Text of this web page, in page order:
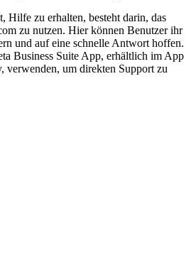
Hilfe zu erhalten, besteht darin, das
zu nutzen. Hier können Benutzer ihr
und auf eine schnelle Antwort hoffen.
Business Suite App, erhältlich im App
verwenden, um direkten Support zu